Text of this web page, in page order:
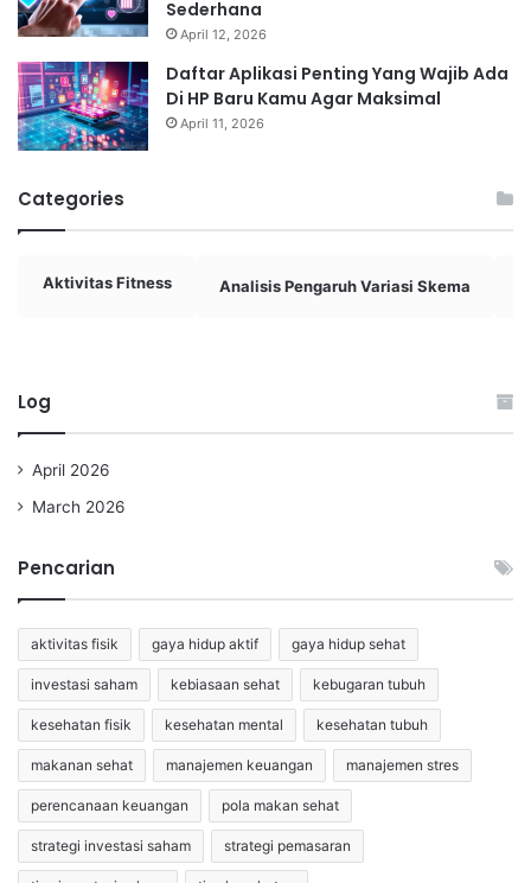
Sederhana
April 12, 2026
Daftar Aplikasi Penting Yang Wajib Ada
Di HP Baru Kamu Agar Maksimal
April 11, 2026
Categories
Aktivitas Fitness Analisis Pengaruh Variasi Skema
Log
April 2026
March 2026
Pencarian
aktivitas fisik gaya hidup aktif gaya hidup sehat
investasi saham kebiasaan sehat kebugaran tubuh
kesehatan fisik kesehatan mental kesehatan tubuh
makanan sehat manajemen keuangan manajemen stres
perencanaan keuangan pola makan sehat
strategi investasi saham strategi pemasaran